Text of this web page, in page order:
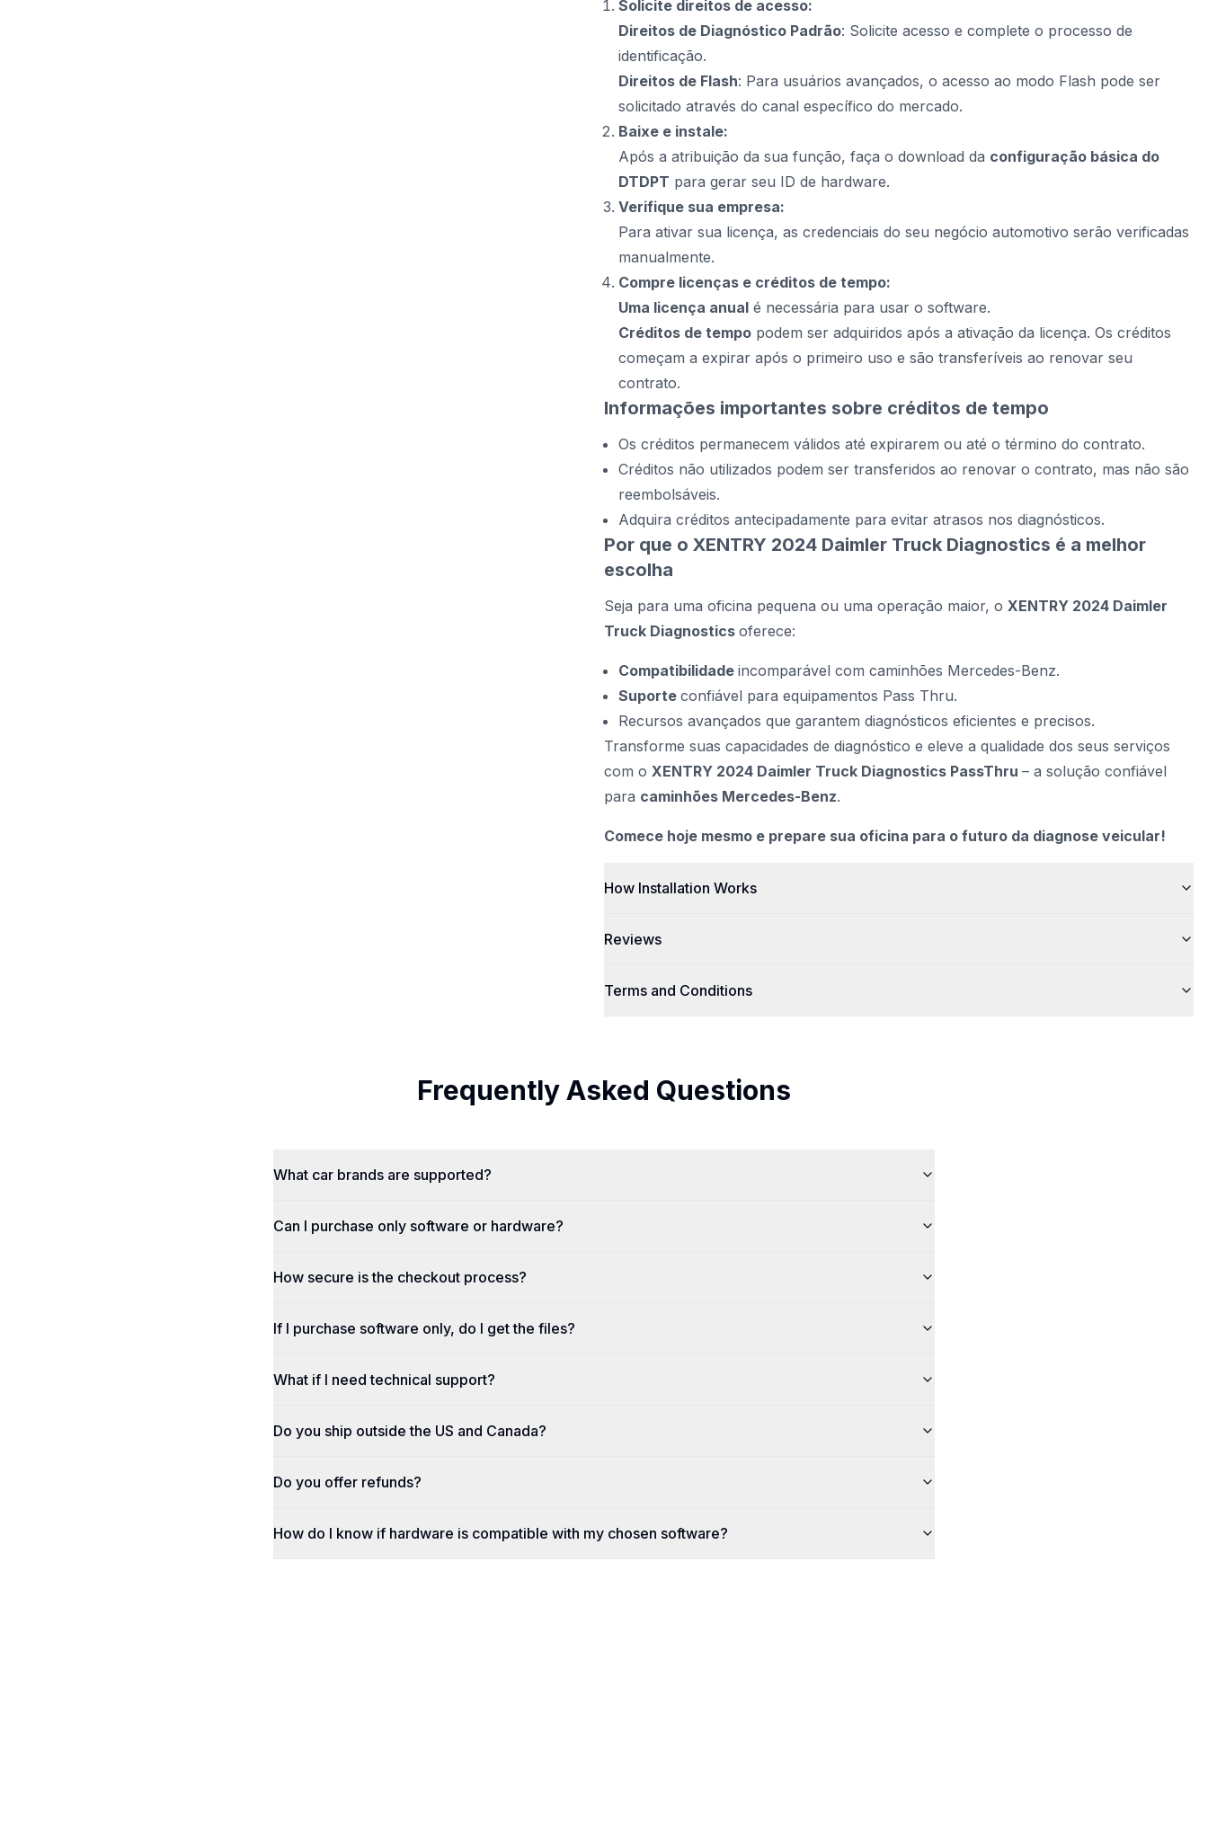
Solicite direitos de acesso:
Direitos de Diagnóstico Padrão: Solicite acesso e complete o processo de
identificação.
Direitos de Flash: Para usuários avançados, o acesso ao modo Flash pode ser
solicitado através do canal específico do mercado.
Baixe e instale:
Após a atribuição da sua função, faça o download da configuração básica do
DTDPT para gerar seu ID de hardware.
Verifique sua empresa:
Para ativar sua licença, as credenciais do seu negócio automotivo serão verificadas
manualmente.
Compre licenças e créditos de tempo:
Uma licença anual é necessária para usar o software.
Créditos de tempo podem ser adquiridos após a ativação da licença. Os créditos
começam a expirar após o primeiro uso e são transferíveis ao renovar seu
contrato.
Informações importantes sobre créditos de tempo
Os créditos permanecem válidos até expirarem ou até o término do contrato.
Créditos não utilizados podem ser transferidos ao renovar o contrato, mas não são
reembolsáveis.
Adquira créditos antecipadamente para evitar atrasos nos diagnósticos.
Por que o XENTRY 2024 Daimler Truck Diagnostics é a melhor
escolha
Seja para uma oficina pequena ou uma operação maior, o XENTRY 2024 Daimler
Truck Diagnostics oferece:
Compatibilidade incomparável com caminhões Mercedes-Benz.
Suporte confiável para equipamentos Pass Thru.
Recursos avançados que garantem diagnósticos eficientes e precisos.
Transforme suas capacidades de diagnóstico e eleve a qualidade dos seus serviços
com o XENTRY 2024 Daimler Truck Diagnostics PassThru – a solução confiável
para caminhões Mercedes-Benz.
Comece hoje mesmo e prepare sua oficina para o futuro da diagnose veicular!
How Installation Works
Reviews
Terms and Conditions
Frequently Asked Questions
What car brands are supported?
Can I purchase only software or hardware?
How secure is the checkout process?
If I purchase software only, do I get the files?
What if I need technical support?
Do you ship outside the US and Canada?
Do you offer refunds?
How do I know if hardware is compatible with my chosen software?